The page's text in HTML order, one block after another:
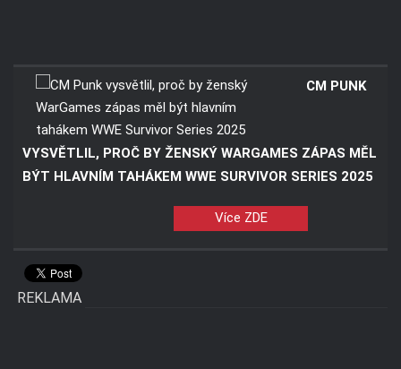
CM PUNK
VYSVĚTLIL, PROČ BY ŽENSKÝ WARGAMES ZÁPAS MĚL
BÝT HLAVNÍM TAHÁKEM WWE SURVIVOR SERIES 2025
Více ZDE
REKLAMA